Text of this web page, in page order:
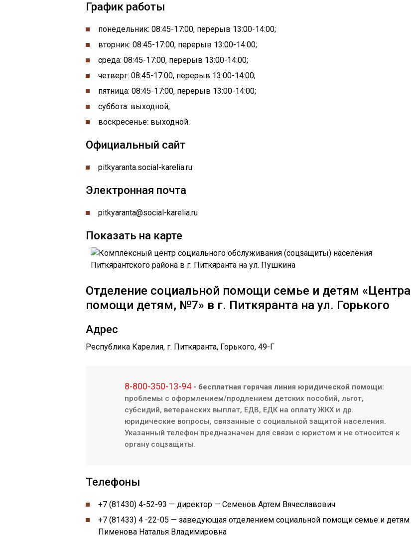
График работы
понедельник: 08:45-17:00, перерыв 13:00-14:00;
вторник: 08:45-17:00, перерыв 13:00-14:00;
среда: 08:45-17:00, перерыв 13:00-14:00;
четверг: 08:45-17:00, перерыв 13:00-14:00;
пятница: 08:45-17:00, перерыв 13:00-14:00;
суббота: выходной;
воскресенье: выходной.
Официальный сайт
pitkyaranta.social-karelia.ru
Электронная почта
pitkyaranta@social-karelia.ru
Показать на карте
Отделение социальной помощи семье и детям «Центра
помощи детям, №7» в г. Питкяранта на ул. Горького
Адрес
Республика Карелия, г. Питкяранта, Горького, 49-Г
8-800-350-13-94- бесплатная горячая линия юридической помощи:
проблемы с оформлением/продлением детских пособий, льгот,
субсидий, ветеранских выплат, ЕДВ, ЕДК на оплату ЖКХ и др.
юридические вопросы, связанные с социальной защитой населения.
Указанный телефон предназначен для связи с юристом и не относится к
органу соцзащиты.
Телефоны
+7 (81430) 4-52-93 — директор — Семенов Артем Вячеславович
+7 (81433) 4 -22-05 — заведующая отделением социальной помощи семье и детям
Пименова Наталья Владимировна